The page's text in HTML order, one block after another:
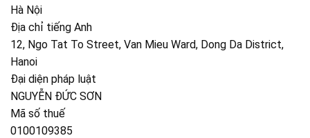
Hà Nội
Địa chỉ tiếng Anh
12, Ngo Tat To Street, Van Mieu Ward, Dong Da District,
Hanoi
Đại diện pháp luật
NGUYỄN ĐỨC SƠN
Mã số thuế
0100109385